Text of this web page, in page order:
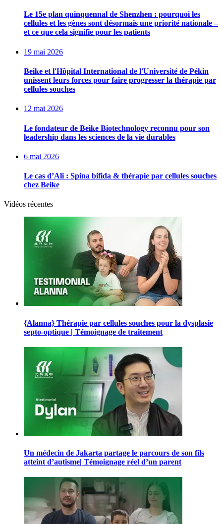
Le 15e plan quinquennal de Shenzhen : pourquoi les
cellules et les gènes sont désormais une priorité nationale –
et ce que cela signifie pour les patients
19 mai 2026
Beike et l'Hôpital International de l'Université de Pékin
unissent leurs forces pour faire progresser la thérapie par
cellules souches
12 mai 2026
Le fondateur de Beike Biotechnology reconnu pour son
leadership dans les sciences de la vie durables
6 mai 2026
Le cas d’Ali : Spina bifida & thérapie par cellules souches
chez Beike
Vidéos récentes
{Alanna} Thérapie par cellules souches pour la dysplasie
septo-optique | Témoignage de traitement
Un médecin de Jakarta partage le parcours de son fils
atteint d’autisme| Témoignage réel d’un parent